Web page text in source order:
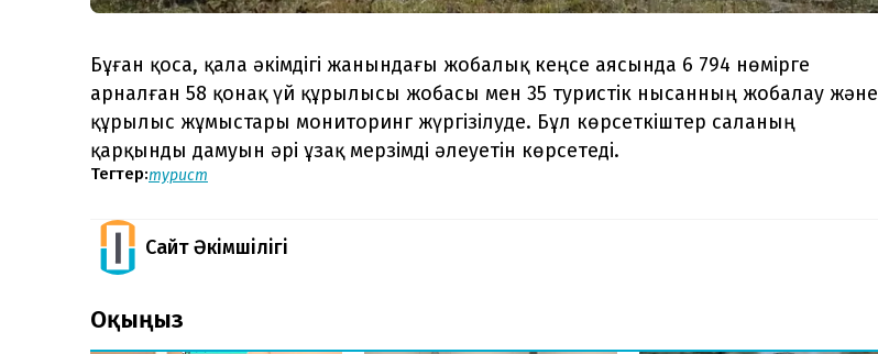
Бұған қоса, қала әкімдігі жанындағы жобалық кеңсе аясында 6 794 нөмірге
арналған 58 қонақ үй құрылысы жобасы мен 35 туристік нысанның жобалау және
құрылыс жұмыстары мониторинг жүргізілуде. Бұл көрсеткіштер саланың
қарқынды дамуын әрі ұзақ мерзімді әлеуетін көрсетеді.
Тегтер:турист
Сайт Әкімшілігі
Оқыңыз